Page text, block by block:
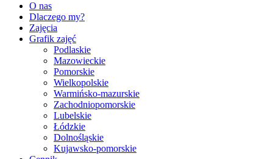
O nas
Dlaczego my?
Zajęcia
Grafik zajęć
Podlaskie
Mazowieckie
Pomorskie
Wielkopolskie
Warmińsko-mazurskie
Zachodniopomorskie
Lubelskie
Łódzkie
Dolnośląskie
Kujawsko-pomorskie